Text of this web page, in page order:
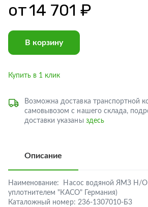
от14 701 ₽
В корзину
Купить в 1 клик
Возможна доставка транспортной
самовывозом с нашего склада,
доставки указаны здесь
Описание
Наименование:
Насос водяной ЯМЗ Н/О
уплотнителем "КАСО" Германия)
Каталожный номер: 236-1307010-Б3